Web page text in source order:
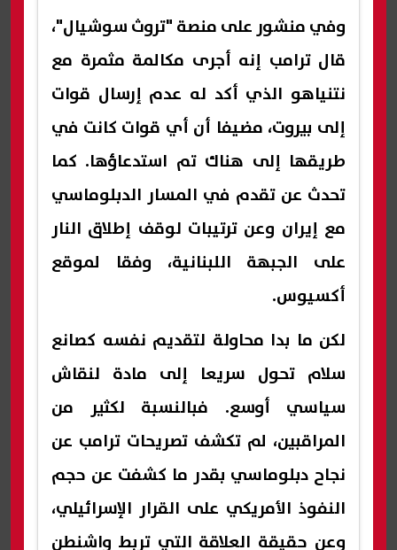
وفي منشور على منصة "تروث سوشيال"،
قال ترامب إنه أجرى مكالمة مثمرة مع
نتنياهو الذي أكد له عدم إرسال قوات
إلى بيروت، مضيفا أن أي قوات كانت في
طريقها إلى هناك تم استدعاؤها. كما
تحدث عن تقدم في المسار الدبلوماسي
مع إيران وعن ترتيبات لوقف إطلاق النار
على الجبهة اللبنانية، وفقا لموقع
أكسيوس.
لكن ما بدا محاولة لتقديم نفسه كصانع
سلام تحول سريعا إلى مادة لنقاش
سياسي أوسع. فبالنسبة لكثير من
المراقبين، لم تكشف تصريحات ترامب عن
نجاح دبلوماسي بقدر ما كشفت عن حجم
النفوذ الأمريكي على القرار الإسرائيلي،
وعن حقيقة العلاقة التي تربط واشنطن